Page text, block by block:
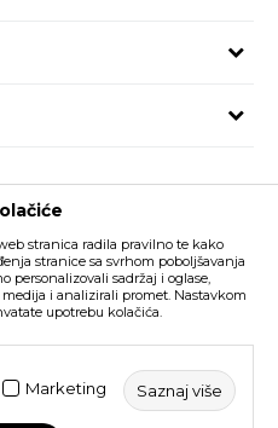
proizvoda, prikazu slika i samih
su sve informacije kompletne i bez
naše ponude i ne podrazumijeva da
robe možete provjeriti pozivom
, IzradaNB SOFT. Sva prava
stranica radila pravilno te kako
stranice sa svrhom poboljšavanja
personalizovali sadržaj i oglase,
i analizirali promet. Nastavkom
upotrebu kolačića.
Marketing Saznaj više